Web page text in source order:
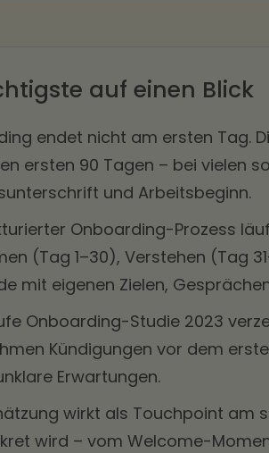
auf einen Blick
endet nicht am ersten Tag.
ersten 90 Tagen – bei vielen
und Arbeitsbeginn.
Onboarding-Prozess
(Tag 1–30), Verstehen (Tag
mit eigenen Zielen,
Onboarding-Studie 2023
Kündigungen vor dem
Erwartungen.
wirkt als Touchpoint am
wird – vom Welcome-